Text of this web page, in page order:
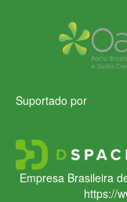
Suportado por
Empresa Brasileira
https://